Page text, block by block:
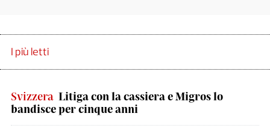
I più letti
Svizzera Litiga con la cassiera e Migros lo
bandisce per cinque anni